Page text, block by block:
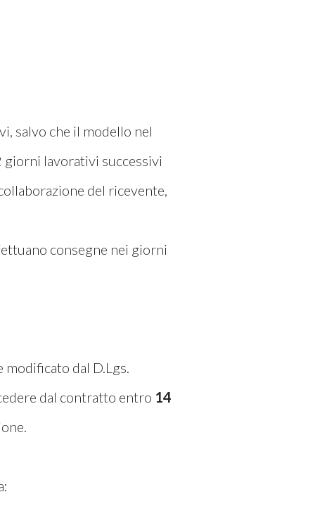
salvo che il modello nel
giorni lavorativi successivi
del ricevente,
consegne nei giorni
dal D.Lgs.
dal contratto entro 14